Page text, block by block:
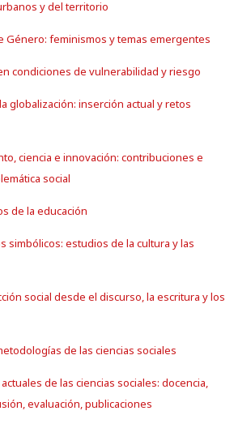
y del territorio
Género: feminismos y temas emergentes
condiciones de vulnerabilidad y riesgo
globalización: inserción actual y retos
ciencia e innovación: contribuciones e
social
de la educación
simbólicos: estudios de la cultura y las
social desde el discurso, la escritura y los
de las ciencias sociales
de las ciencias sociales: docencia,
evaluación, publicaciones